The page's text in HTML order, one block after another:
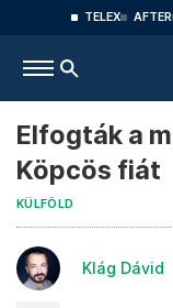
TELEX AFTER
Elfogták a
Köpcös fiát
KÜLFÖLD
Klág Dávid